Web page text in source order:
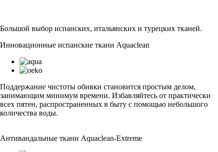
Большой выбор испанских, итальянских и турецких тканей.
Инновационные испанские ткани Aquaclean
Поддержание чистоты обивки становится простым делом,
занимающим минимум времени. Избавляйтесь от практически
всех пятен, распространенных в быту с помощью небольшого
количества воды.
Антивандальные ткани Aquaclean-Extreme